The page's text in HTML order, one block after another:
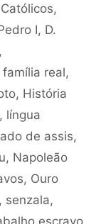
Católicos,
I, D.
,
família real,
, História
, língua
de assis,
, Napoleão
, Ouro
, senzala,
escravo